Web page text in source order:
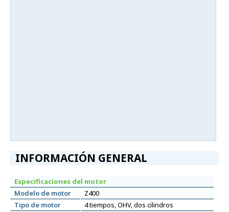
INFORMACIÓN GENERAL
Especificaciones del motor
Modelo de motor
Z400
Tipo de motor
4 tiempos, OHV, dos cilindros